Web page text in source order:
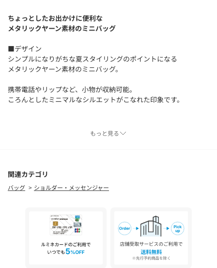
ちょっとしたお出かけに便利な
メタリックヤーン素材のミニバッグ
■デザイン
シンプルになりがちな夏スタイリングのポイントになる
メタリックヤーン素材のミニバッグ。
携帯電話やリップなど、小物が収納可能。
ころんとしたミニマルなシルエットがこなれた印象です。
【注意事項】
合がございます。
※商品に「取り扱い上の注意書き」、「洗濯表示」がございます
場合は、使用前に必ずご確認ください。
※商品画像は、光の当たり具合やパソコンなどの閲覧環境によ
り、実際の色味と異なって見える場合がございます。あらかじめ
もっと見る
関連カテゴリ
バッグ ショルダー・メッセンジャー